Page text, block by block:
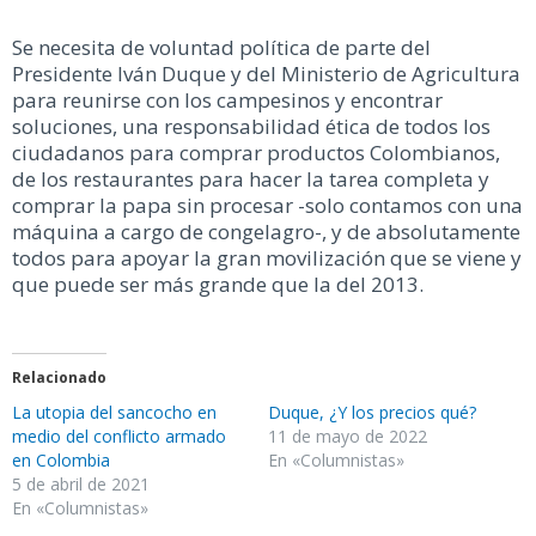
Se necesita de voluntad política de parte del
Presidente Iván Duque y del Ministerio de Agricultura
para reunirse con los campesinos y encontrar
soluciones, una responsabilidad ética de todos los
ciudadanos para comprar productos Colombianos,
de los restaurantes para hacer la tarea completa y
comprar la papa sin procesar -solo contamos con una
máquina a cargo de congelagro-, y de absolutamente
todos para apoyar la gran movilización que se viene y
que puede ser más grande que la del 2013.
Relacionado
La utopia del sancocho en
medio del conflicto armado
en Colombia
5 de abril de 2021
En «Columnistas»
Duque, ¿Y los precios qué?
11 de mayo de 2022
En «Columnistas»